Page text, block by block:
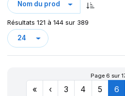
127/124
128
AT T/A KO2
CHAMPIRO VP1
CINTURATO AS+
CINTURATO SF3
COBRA
Résultats 121 à 144 sur 389
Page 6 sur
« ‹ 3 4 5 6